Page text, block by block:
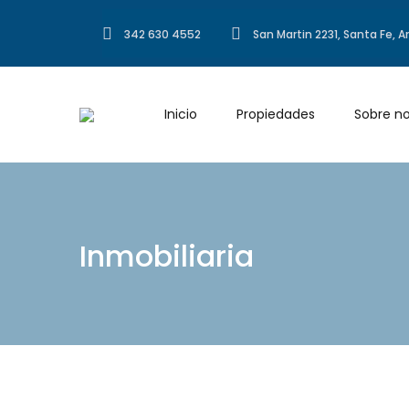
342 630 4552 San Martin 2231, Santa Fe,
Inicio Propiedades Sobre
Inmobiliaria